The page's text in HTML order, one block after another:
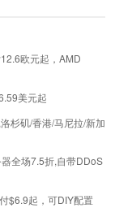
欧元起，AMD
美元起
杉矶/香港/马尼拉/新加
全场7.5折,自带DDoS
$6.9起，可DIY配置